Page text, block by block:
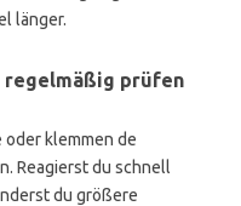
länger.
regelmäßig prüfen
klemmen de
Reagierst du schnell
du größere